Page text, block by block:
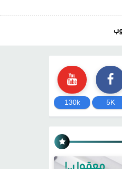
5K
130k